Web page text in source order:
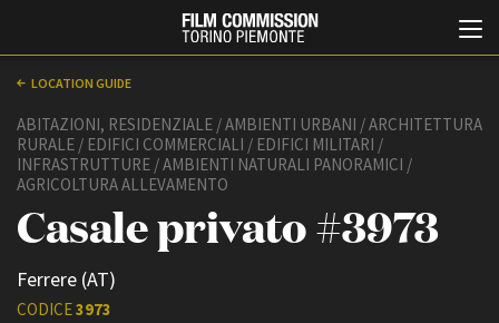
LOCATION GUIDE
ABITAZIONI, RESIDENZIALE / AMBIENTI URBANI / ARCHITETTURA
RURALE / EDIFICI COMMERCIALI / EDIFICI MILITARI /
INFRASTRUTTURE / AMBIENTI NATURALI PANORAMICI /
AGRICOLTURA ALLEVAMENTO
Casale privato #3973
Ferrere (AT)
CODICE3973